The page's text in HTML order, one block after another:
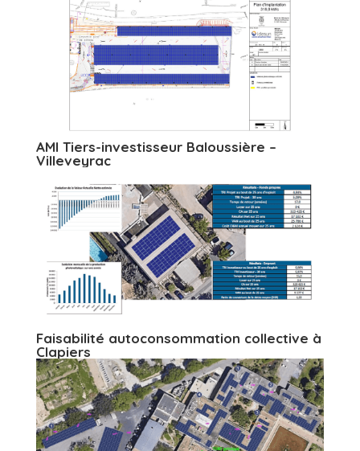
AMI Tiers-investisseur Baloussière –
Villeveyrac
Faisabilité autoconsommation collective à
Clapiers